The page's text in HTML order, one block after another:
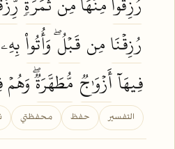
رُزِقۡنَامِن قَبۡلُۖ وَأُتُواْبِهِۦ
فِيهَآأَزۡوَٰجٞ مُّطَهَّرَةٞۖوَهُمۡ
التفسير حفظ محفظتي